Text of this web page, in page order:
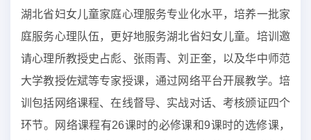
湖北省妇女儿童家庭心理服务专业化水平，培养一批家
庭服务心理队伍，更好地服务湖北省妇女儿童。培训邀
请心理所教授史占彪、张雨青、刘正奎，以及华中师范
大学教授佐斌等专家授课，通过网络平台开展教学。培
训包括网络课程、在线督导、实战对话、考核颁证四个
环节。网络课程有26课时的必修课和9课时的选修课，